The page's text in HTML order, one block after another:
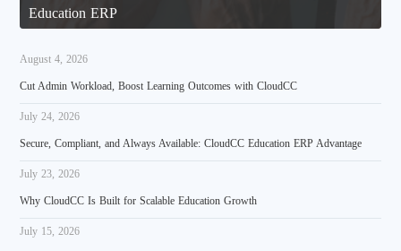
Education ERP
August 4, 2026
Cut Admin Workload, Boost Learning Outcomes with CloudCC
July 24, 2026
Secure, Compliant, and Always Available: CloudCC Education ERP Advantage
July 23, 2026
Why CloudCC Is Built for Scalable Education Growth
July 15, 2026